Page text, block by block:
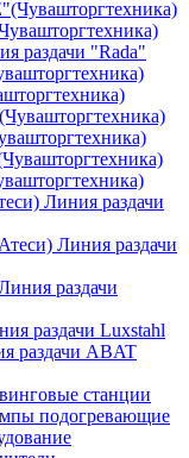
раздачи "Rada"
Линия раздачи
Линия раздачи
раздачи
раздачи Luxstahl
раздачи ABAT
станции
подогревающие